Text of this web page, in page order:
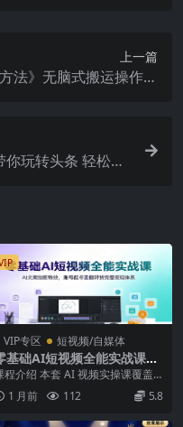
上一篇
法》无脑式搬运操作玩
你玩转头条 轻松打
VIP专区 短视频/自媒体
基础AI短视频全能实战课：
文案绘图特效，账号起号直
程介绍 本套 AI 视频实操课覆盖
基础入门到全能变现全流程，兼
AI 内容...
1 月前 112 5.8